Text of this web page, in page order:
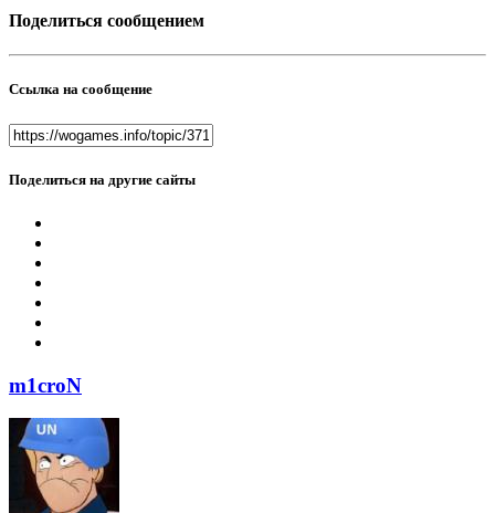
Поделиться сообщением
Ссылка на сообщение
Поделиться на другие сайты
m1croN